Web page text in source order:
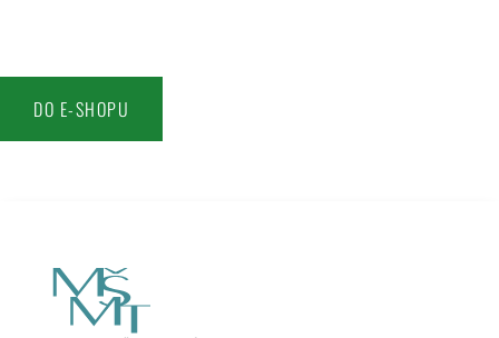
DO E-SHOPU